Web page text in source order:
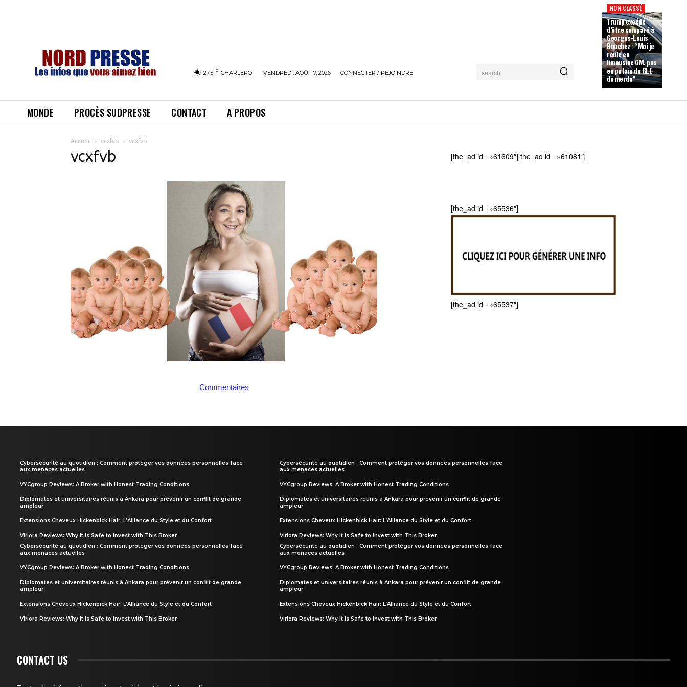
27.5 C CHARLEROI VENDREDI, AOÛT 7, 2026 CONNECTER / REJOINDRE search
NON CLASSÉ
Trump excédé
d’être comparé à
Georges-Louis
Bouchez : “Moi je
roule en
limousine GM, pas
en putain de GLE
de merde”
MONDE PROCÈS SUDPRESSE CONTACT A PROPOS
Accueil vcxfvb vcxfvb
vcxfvb
Commentaires
[the_ad id= »61609″][the_ad id= »61081″]
[the_ad id= »65536″]
[the_ad id= »65537″]
Cybersécurité au quotidien : Comment protéger vos données personnelles face
aux menaces actuelles
VYCgroup Reviews: A Broker with Honest Trading Conditions
Diplomates et universitaires réunis à Ankara pour prévenir un conflit de grande
ampleur
Extensions Cheveux Hickenbick Hair: L’Alliance du Style et du Confort
Viriora Reviews: Why It Is Safe to Invest with This Broker
Cybersécurité au quotidien : Comment protéger vos données personnelles face
aux menaces actuelles
VYCgroup Reviews: A Broker with Honest Trading Conditions
Diplomates et universitaires réunis à Ankara pour prévenir un conflit de grande
ampleur
Extensions Cheveux Hickenbick Hair: L’Alliance du Style et du Confort
Viriora Reviews: Why It Is Safe to Invest with This Broker
Cybersécurité au quotidien : Comment protéger vos données personnelles face
aux menaces actuelles
VYCgroup Reviews: A Broker with Honest Trading Conditions
Diplomates et universitaires réunis à Ankara pour prévenir un conflit de grande
ampleur
Extensions Cheveux Hickenbick Hair: L’Alliance du Style et du Confort
Viriora Reviews: Why It Is Safe to Invest with This Broker
Cybersécurité au quotidien : Comment protéger vos données personnelles face
aux menaces actuelles
VYCgroup Reviews: A Broker with Honest Trading Conditions
Diplomates et universitaires réunis à Ankara pour prévenir un conflit de grande
ampleur
Extensions Cheveux Hickenbick Hair: L’Alliance du Style et du Confort
Viriora Reviews: Why It Is Safe to Invest with This Broker
CONTACT US